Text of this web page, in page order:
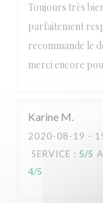
Toujours très
parfaitement
recommande le
merci encore
Karine M
2020-08-19 -
SERVICE : 5/5
4/5